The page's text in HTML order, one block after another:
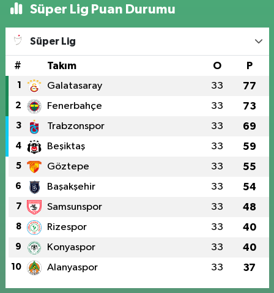
Süper Lig Puan Durumu
Süper Lig
# Takım O P
1 Galatasaray 33 77
2 Fenerbahçe 33 73
3 Trabzonspor 33 69
4 Beşiktaş 33 59
5 Göztepe 33 55
6 Başakşehir 33 54
7 Samsunspor 33 48
8 Rizespor 33 40
9 Konyaspor 33 40
10 Alanyaspor 33 37